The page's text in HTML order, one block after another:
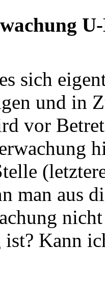
sich
und in
vor
man aus
Kann